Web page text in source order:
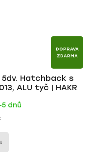
DOPRAVA
ZDARMA
Hatchback s
ALU tyč | HAKR
dnů